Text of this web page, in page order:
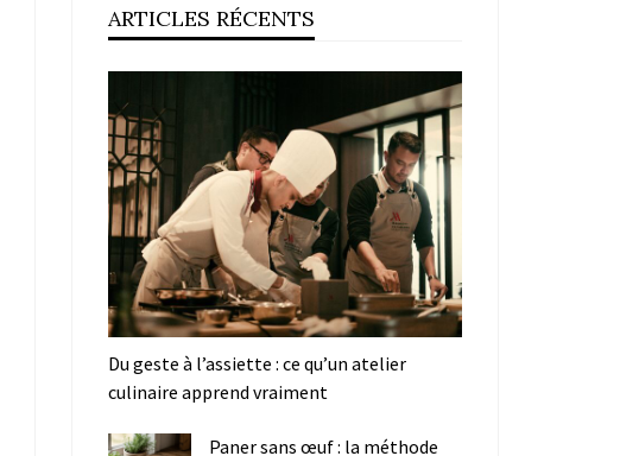
ARTICLES RÉCENTS
Du geste à l’assiette : ce qu’un atelier
culinaire apprend vraiment
Paner sans œuf : la méthode